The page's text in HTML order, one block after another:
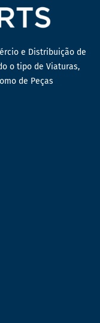
e Distribuição de
o tipo de Viaturas,
de Peças